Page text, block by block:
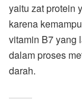
yaitu zat protein
karena
vitamin B7 yang
dalam proses
darah.